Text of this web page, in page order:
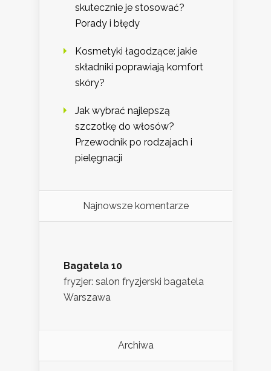
skutecznie je stosować?
Porady i błędy
Kosmetyki łagodzące: jakie
składniki poprawiają komfort
skóry?
Jak wybrać najlepszą
szczotkę do włosów?
Przewodnik po rodzajach i
pielęgnacji
Najnowsze komentarze
Bagatela 10
fryzjer: salon fryzjerski bagatela
Warszawa
Archiwa